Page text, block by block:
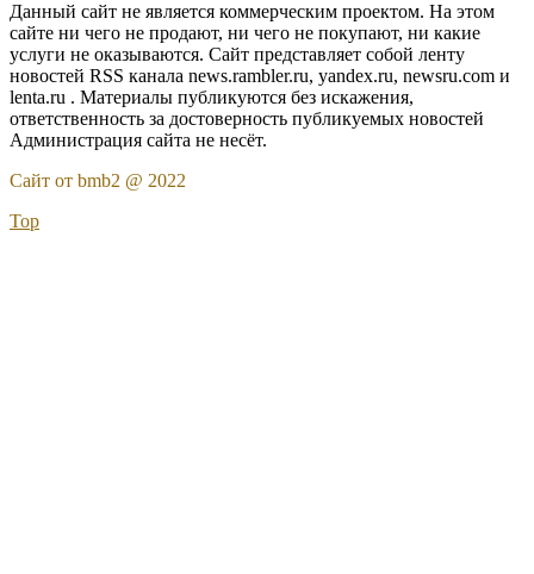
Данный сайт не является коммерческим проектом. На этом
сайте ни чего не продают, ни чего не покупают, ни какие
услуги не оказываются. Сайт представляет собой ленту
новостей RSS канала news.rambler.ru, yandex.ru, newsru.com и
lenta.ru . Материалы публикуются без искажения,
ответственность за достоверность публикуемых новостей
Администрация сайта не несёт.
Сайт от bmb2 @ 2022
Top